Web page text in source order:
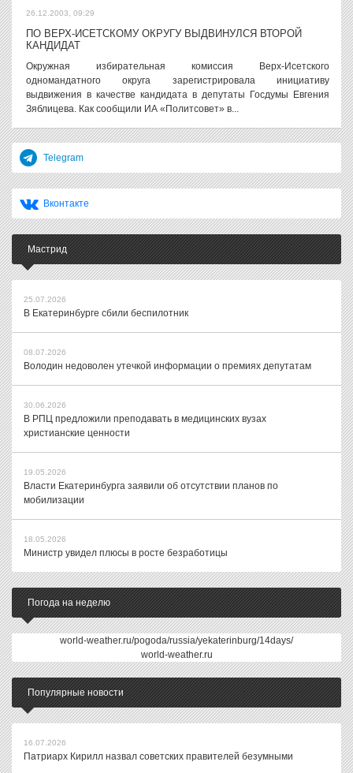
26.12.2003, 09:29
ПО ВЕРХ-ИСЕТСКОМУ ОКРУГУ ВЫДВИНУЛСЯ ВТОРОЙ
КАНДИДАТ
Окружная избирательная комиссия Верх-Исетского
одномандатного округа зарегистрировала инициативу
выдвижения в качестве кандидата в депутаты Госдумы Евгения
Зяблицева. Как сообщили ИА «Политсовет» в...
Telegram
Вконтакте
Мастрид
25.07.2026
В Екатеринбурге сбили беспилотник
08.07.2026
Володин недоволен утечкой информации о премиях депутатам
30.06.2026
В РПЦ предложили преподавать в медицинских вузах
христианские ценности
19.05.2026
Власти Екатеринбурга заявили об отсутствии планов по
мобилизации
18.05.2026
Министр увидел плюсы в росте безработицы
Погода на неделю
world-weather.ru/pogoda/russia/yekaterinburg/14days/
world-weather.ru
Популярные новости
16.07.2026
Патриарх Кирилл назвал советских правителей безумными